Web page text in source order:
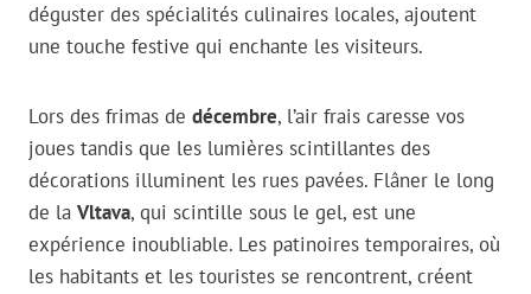
déguster des spécialités culinaires locales, ajoutent
une touche festive qui enchante les visiteurs.
Lors des frimas de décembre, l’air frais caresse vos
joues tandis que les lumières scintillantes des
décorations illuminent les rues pavées. Flâner le long
de la Vltava, qui scintille sous le gel, est une
expérience inoubliable. Les patinoires temporaires, où
les habitants et les touristes se rencontrent, créent